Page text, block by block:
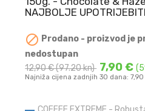
NAJBOLJE
 Prodano - proizvod je
nedostupan
12,90 €(97.20 kn) 7,90 €
Najniža cijena zadnjih 30 dana: 7,90